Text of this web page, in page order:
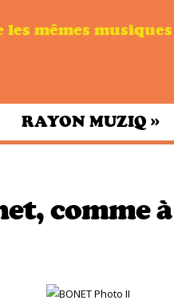
mêmes
RAYON MUZIQ »
comme